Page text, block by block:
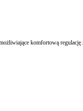
komfortową regulację